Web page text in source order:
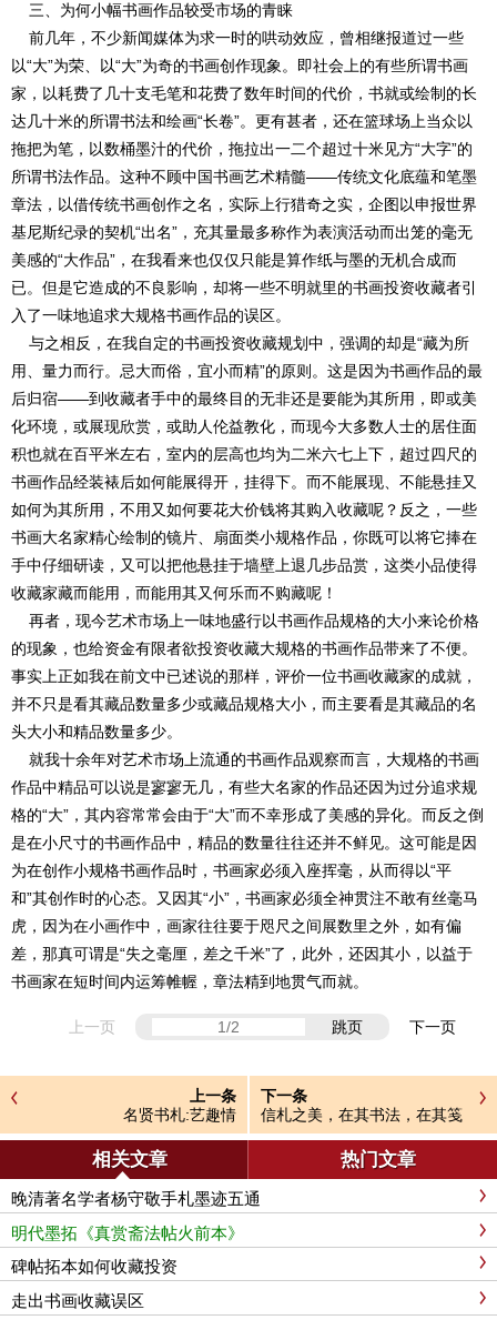
三、为何小幅书画作品较受市场的青睐
前几年，不少新闻媒体为求一时的哄动效应，曾相继报道过一些
以“大”为荣、以“大”为奇的书画创作现象。即社会上的有些所谓书画
家，以耗费了几十支毛笔和花费了数年时间的代价，书就或绘制的长
达几十米的所谓书法和绘画“长卷”。更有甚者，还在篮球场上当众以
拖把为笔，以数桶墨汁的代价，拖拉出一二个超过十米见方“大字”的
所谓书法作品。这种不顾中国书画艺术精髓——传统文化底蕴和笔墨
章法，以借传统书画创作之名，实际上行猎奇之实，企图以申报世界
基尼斯纪录的契机“出名”，充其量最多称作为表演活动而出笼的毫无
美感的“大作品”，在我看来也仅仅只能是算作纸与墨的无机合成而
已。但是它造成的不良影响，却将一些不明就里的书画投资收藏者引
入了一味地追求大规格书画作品的误区。
与之相反，在我自定的书画投资收藏规划中，强调的却是“藏为所
用、量力而行。忌大而俗，宜小而精”的原则。这是因为书画作品的最
后归宿——到收藏者手中的最终目的无非还是要能为其所用，即或美
化环境，或展现欣赏，或助人伦益教化，而现今大多数人士的居住面
积也就在百平米左右，室内的层高也均为二米六七上下，超过四尺的
书画作品经装裱后如何能展得开，挂得下。而不能展现、不能悬挂又
如何为其所用，不用又如何要花大价钱将其购入收藏呢？反之，一些
书画大名家精心绘制的镜片、扇面类小规格作品，你既可以将它捧在
手中仔细研读，又可以把他悬挂于墙壁上退几步品赏，这类小品使得
收藏家藏而能用，而能用其又何乐而不购藏呢！
再者，现今艺术市场上一味地盛行以书画作品规格的大小来论价格
的现象，也给资金有限者欲投资收藏大规格的书画作品带来了不便。
事实上正如我在前文中已述说的那样，评价一位书画收藏家的成就，
并不只是看其藏品数量多少或藏品规格大小，而主要看是其藏品的名
头大小和精品数量多少。
就我十余年对艺术市场上流通的书画作品观察而言，大规格的书画
作品中精品可以说是寥寥无几，有些大名家的作品还因为过分追求规
格的“大”，其内容常常会由于“大”而不幸形成了美感的异化。而反之倒
是在小尺寸的书画作品中，精品的数量往往还并不鲜见。这可能是因
为在创作小规格书画作品时，书画家必须入座挥毫，从而得以“平
和”其创作时的心态。又因其“小”，书画家必须全神贯注不敢有丝毫马
虎，因为在小画作中，画家往往要于咫尺之间展数里之外，如有偏
差，那真可谓是“失之毫厘，差之千米”了，此外，还因其小，以益于
书画家在短时间内运筹帷幄，章法精到地贯气而就。
上一页 跳页 下一页
上一条
名贤书札:艺趣情
下一条
信札之美，在其书法，在其笺
纸，在其文字
相关文章 热门文章
晚清著名学者杨守敬手札墨迹五通
明代墨拓《真赏斋法帖火前本》
碑帖拓本如何收藏投资
走出书画收藏误区